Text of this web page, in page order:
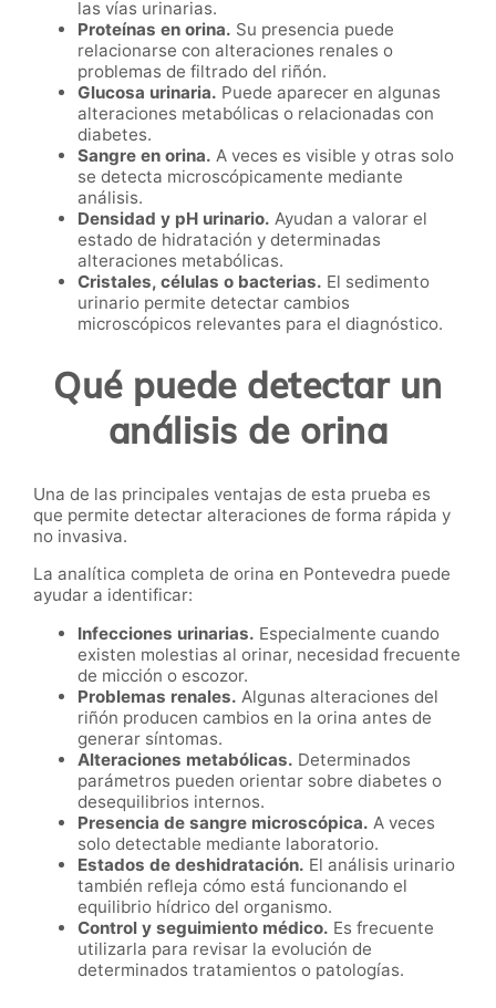
las vías urinarias.
Proteínas en orina. Su presencia puede
relacionarse con alteraciones renales o
problemas de filtrado del riñón.
Glucosa urinaria. Puede aparecer en algunas
alteraciones metabólicas o relacionadas con
diabetes.
Sangre en orina. A veces es visible y otras solo
se detecta microscópicamente mediante
análisis.
Densidad y pH urinario. Ayudan a valorar el
estado de hidratación y determinadas
alteraciones metabólicas.
Cristales, células o bacterias. El sedimento
urinario permite detectar cambios
microscópicos relevantes para el diagnóstico.
Qué puede detectar un
análisis de orina
Una de las principales ventajas de esta prueba es
que permite detectar alteraciones de forma rápida y
no invasiva.
La analítica completa de orina en Pontevedra puede
ayudar a identificar:
Infecciones urinarias. Especialmente cuando
existen molestias al orinar, necesidad frecuente
de micción o escozor.
Problemas renales. Algunas alteraciones del
riñón producen cambios en la orina antes de
generar síntomas.
Alteraciones metabólicas. Determinados
parámetros pueden orientar sobre diabetes o
desequilibrios internos.
Presencia de sangre microscópica. A veces
solo detectable mediante laboratorio.
Estados de deshidratación. El análisis urinario
también refleja cómo está funcionando el
equilibrio hídrico del organismo.
Control y seguimiento médico. Es frecuente
utilizarla para revisar la evolución de
determinados tratamientos o patologías.